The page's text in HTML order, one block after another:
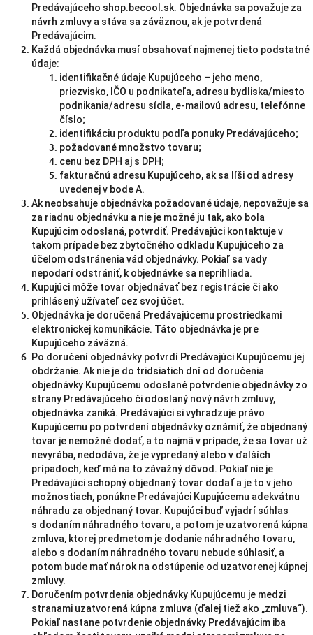
Predávajúceho shop.becool.sk. Objednávka sa považuje za
návrh zmluvy a stáva sa záväznou, ak je potvrdená
Predávajúcim.
Každá objednávka musí obsahovať najmenej tieto podstatné
údaje:
identifikačné údaje Kupujúceho – jeho meno,
priezvisko, IČO u podnikateľa, adresu bydliska/miesto
podnikania/adresu sídla, e-mailovú adresu, telefónne
číslo;
identifikáciu produktu podľa ponuky Predávajúceho;
požadované množstvo tovaru;
cenu bez DPH aj s DPH;
fakturačnú adresu Kupujúceho, ak sa líši od adresy
uvedenej v bode A.
Ak neobsahuje objednávka požadované údaje, nepovažuje sa
za riadnu objednávku a nie je možné ju tak, ako bola
Kupujúcim odoslaná, potvrdiť. Predávajúci kontaktuje v
takom prípade bez zbytočného odkladu Kupujúceho za
účelom odstránenia vád objednávky. Pokiaľ sa vady
nepodarí odstrániť, k objednávke sa neprihliada.
Kupujúci môže tovar objednávať bez registrácie či ako
prihlásený užívateľ cez svoj účet.
Objednávka je doručená Predávajúcemu prostriedkami
elektronickej komunikácie. Táto objednávka je pre
Kupujúceho záväzná.
Po doručení objednávky potvrdí Predávajúci Kupujúcemu jej
obdržanie. Ak nie je do tridsiatich dní od doručenia
objednávky Kupujúcemu odoslané potvrdenie objednávky zo
strany Predávajúceho či odoslaný nový návrh zmluvy,
objednávka zaniká. Predávajúci si vyhradzuje právo
Kupujúcemu po potvrdení objednávky oznámiť, že objednaný
tovar je nemožné dodať, a to najmä v prípade, že sa tovar už
nevyrába, nedodáva, že je vypredaný alebo v ďalších
prípadoch, keď má na to závažný dôvod. Pokiaľ nie je
Predávajúci schopný objednaný tovar dodať a je to v jeho
možnostiach, ponúkne Predávajúci Kupujúcemu adekvátnu
náhradu za objednaný tovar. Kupujúci buď vyjadrí súhlas
s dodaním náhradného tovaru, a potom je uzatvorená kúpna
zmluva, ktorej predmetom je dodanie náhradného tovaru,
alebo s dodaním náhradného tovaru nebude súhlasiť, a
potom bude mať nárok na odstúpenie od uzatvorenej kúpnej
zmluvy.
Doručením potvrdenia objednávky Kupujúcemu je medzi
stranami uzatvorená kúpna zmluva (ďalej tiež ako „zmluva“).
Pokiaľ nastane potvrdenie objednávky Predávajúcim iba